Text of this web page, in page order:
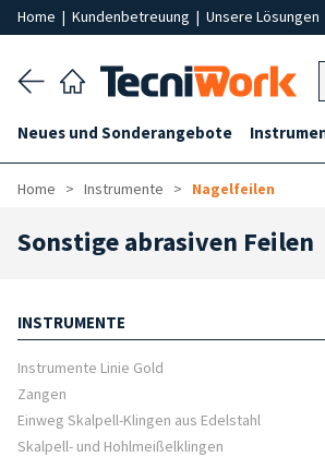
Home | Kundenbetreuung | Unsere Lösungen
Neues und Sonderangebote
Home Instrumente Nagelfeilen
Sonstige abrasiven Feilen
INSTRUMENTE
Instrumente Linie Gold
Zangen
Einweg Skalpell-Klingen aus Edelstahl
Skalpell- und Hohlmeißelklingen